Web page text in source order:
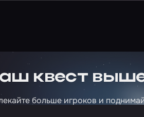
квест выше
больше игроков и